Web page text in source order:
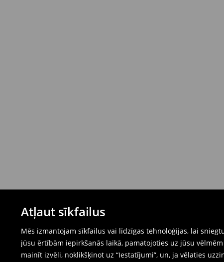
Atļaut sīkfailus
Mēs izmantojam sīkfailus vai līdzīgas tehnoloģijas, lai
jūsu ērtībām iepirkšanās laikā, pamatojoties uz jūsu
mainīt izvēli, noklikšķinot uz “Iestatījumi”, un, ja vēlaties